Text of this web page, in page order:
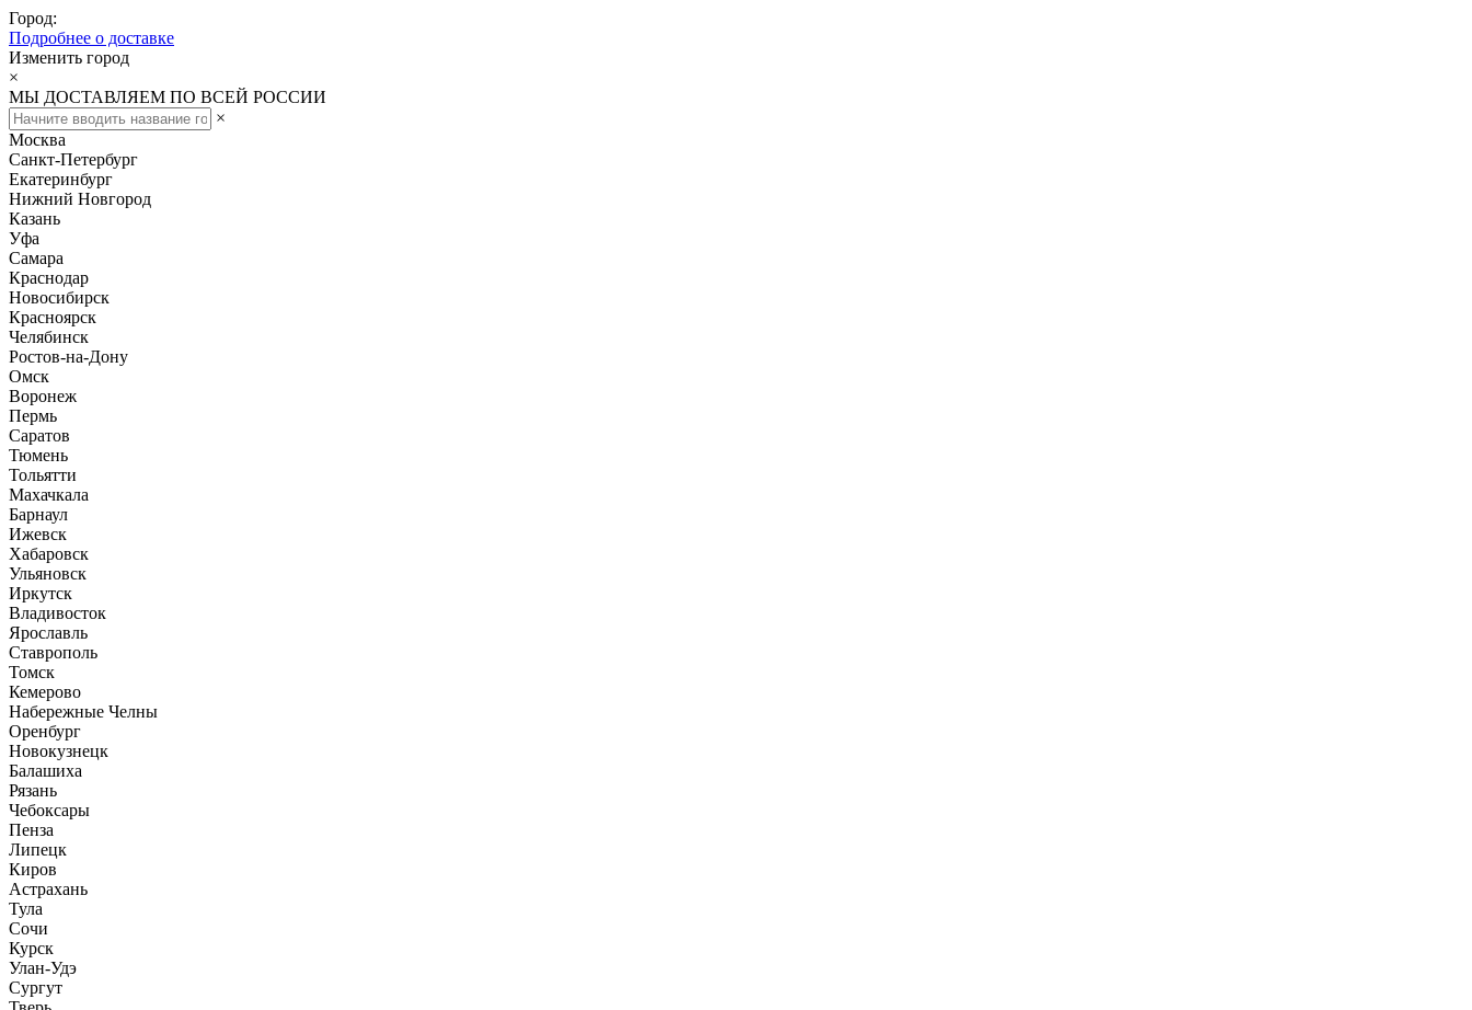
Город:
Подробнее о доставке
Изменить город
×
МЫ ДОСТАВЛЯЕМ ПО ВСЕЙ РОССИИ
×
Москва
Санкт-Петербург
Екатеринбург
Нижний Новгород
Казань
Уфа
Самара
Краснодар
Новосибирск
Красноярск
Челябинск
Ростов-на-Дону
Омск
Воронеж
Пермь
Саратов
Тюмень
Тольятти
Махачкала
Барнаул
Ижевск
Хабаровск
Ульяновск
Иркутск
Владивосток
Ярославль
Ставрополь
Томск
Кемерово
Набережные Челны
Оренбург
Новокузнецк
Балашиха
Рязань
Чебоксары
Пенза
Липецк
Киров
Астрахань
Тула
Сочи
Курск
Улан-Удэ
Сургут